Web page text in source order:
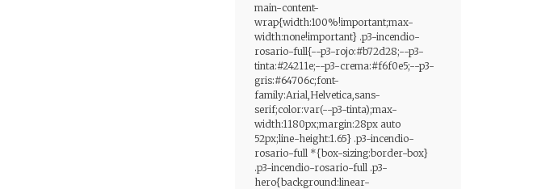
main-content-
wrap{width:100%!important;max-
width:none!important} .p3-incendio-
rosario-full{--p3-rojo:#b72d28;--p3-
tinta:#24211e;--p3-crema:#f6f0e5;--p3-
gris:#64706c;font-
family:Arial,Helvetica,sans-
serif;color:var(--p3-tinta);max-
width:1180px;margin:28px auto
52px;line-height:1.65} .p3-incendio-
rosario-full *{box-sizing:border-box}
.p3-incendio-rosario-full .p3-
hero{background:linear-